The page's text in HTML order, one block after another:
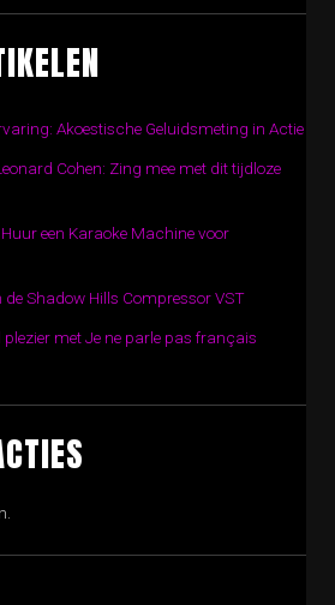
Akoestische Geluidsmeting in Actie
Cohen: Zing mee met dit tijdloze
een Karaoke Machine voor
Shadow Hills Compressor VST
plezier met Je ne parle pas français